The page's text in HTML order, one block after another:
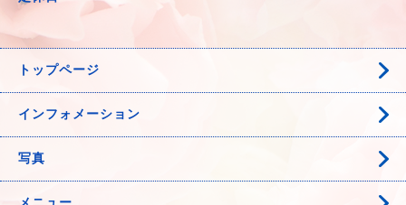
トップページ
インフォメーション
写真